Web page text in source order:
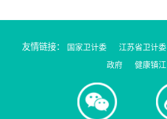
友情链接： 国家卫计委 江苏省卫计委
政府
健康镇江